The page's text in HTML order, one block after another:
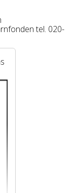
tel. 020-